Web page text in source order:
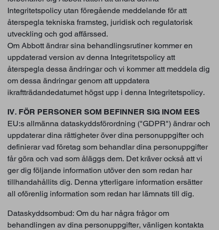
Integritetspolicy utan föregående meddelande för att
återspegla tekniska framsteg, juridisk och regulatorisk
utveckling och god affärssed.
Om Abbott ändrar sina behandlingsrutiner kommer en
uppdaterad version av denna Integritetspolicy att
återspegla dessa ändringar och vi kommer att meddela dig
om dessa ändringar genom att uppdatera
ikraftträdandedatumet högst upp i denna Integritetspolicy.
IV. FÖR PERSONER SOM BEFINNER SIG INOM EES
EU:s allmänna dataskyddsförordning ("GDPR") ändrar och
uppdaterar dina rättigheter över dina personuppgifter och
definierar vad företag som behandlar dina personuppgifter
får göra och vad som åläggs dem. Det kräver också att vi
ger dig följande information utöver den som redan har
tillhandahållits dig. Denna ytterligare information ersätter
all oförenlig information som redan har lämnats till dig.
Dataskyddsombud: Om du har några frågor om
behandlingen av dina personuppgifter, vänligen kontakta